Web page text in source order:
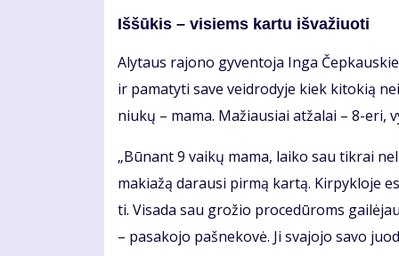
Iš­šū­kis – vi­siems kar­tu iš­va­žiuo­ti
Aly­taus ra­jo­no gy­ven­to­ja In­ga
ir pa­ma­ty­ti sa­ve veid­ro­dy­je kiek ki­to­kią
niu­kų – ma­ma. Ma­žiau­siai at­ža­lai – 8-eri,
„Bū­nant 9 vai­kų ma­ma, lai­ko sau tik­rai
ma­kia­žą da­rau­si pir­mą kar­tą. Kir­pyk­lo­je
ti. Vi­sa­da sau gro­žio pro­ce­dū­roms
– pa­sa­ko­jo pa­šne­ko­vė. Ji sva­jo­jo sa­vo